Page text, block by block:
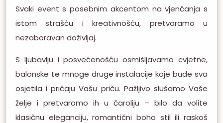
Svaki event s posebnim akcentom na vjenčanja s
istom strašću i kreativnošću, pretvaramo u
nezaboravan doživljaj.
S ljubavlju i posvećenošću osmišljavamo cvjetne,
balonske te mnoge druge instalacije koje bude sva
osjetila i pričaju Vašu priču. Pažljivo slušamo Vaše
želje i pretvaramo ih u čaroliju – bilo da volite
klasičnu eleganciju, romantični boho stil ili raskoš